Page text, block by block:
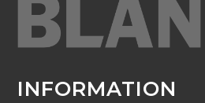
INFORMATION